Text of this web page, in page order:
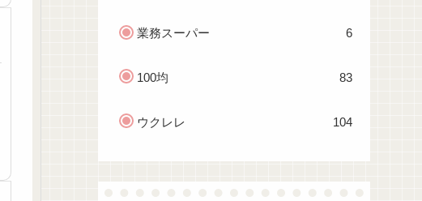
業務スーパー 6
100均 83
ウクレレ 104